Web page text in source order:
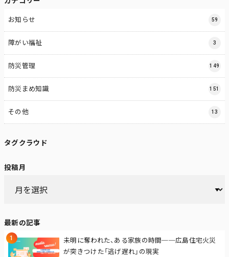
お知らせ 59
障がい福祉 3
防災管理 149
防災まめ知識 151
その他 13
タグクラウド
投稿月
最新の記事
未明に奪われた、ある家族の時間──広島住宅火災
が突きつけた「逃げ遅れ」の現実